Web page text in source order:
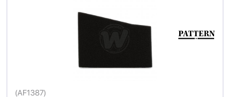
(AF1387)